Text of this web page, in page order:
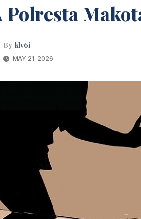
Polresta
By klv6i
MAY 21, 2026